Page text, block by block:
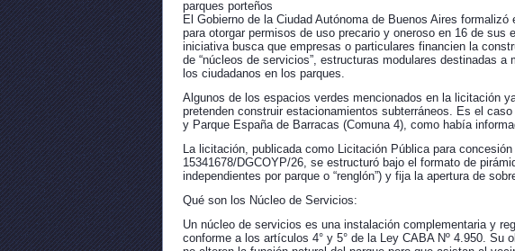
parques porteños
El Gobierno de la Ciudad Autónoma de Buenos Aires
para otorgar permisos de uso precario y oneroso en 16 de
iniciativa busca que empresas o particulares financien la
de “núcleos de servicios”, estructuras modulares destinadas
los ciudadanos en los parques.
Algunos de los espacios verdes mencionados en la licitación
pretenden construir estacionamientos subterráneos. Es el
y Parque España de Barracas (Comuna 4), como había
La licitación, publicada como Licitación Pública para
15341678/DGCOYP/26, se estructuró bajo el formato de
independientes por parque o “renglón”) y fija la apertura de
Qué son los Núcleo de Servicios:
Un núcleo de servicios es una instalación complementaria y
conforme a los artículos 4° y 5° de la Ley CABA Nº 4.950. Su